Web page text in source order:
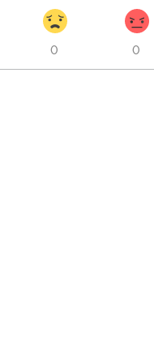
0 0